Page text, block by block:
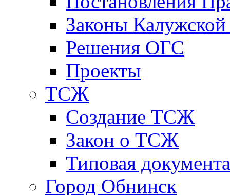
Законы Калужской
Решения ОГС
Проекты
ТСЖ
Создание ТСЖ
Закон о ТСЖ
Типовая
Город Обнинск